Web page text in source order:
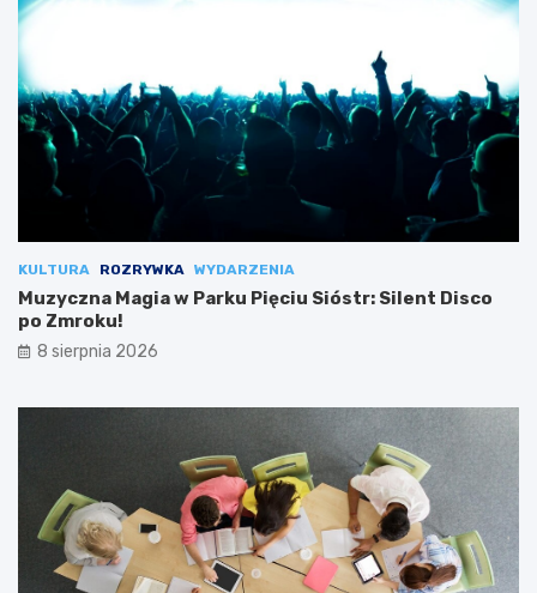
KULTURA ROZRYWKA WYDARZENIA
Muzyczna Magia w Parku Pięciu Sióstr: Silent Disco
po Zmroku!
8 sierpnia 2026